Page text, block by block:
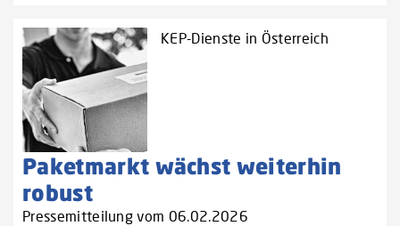
KEP-Dienste in Österreich
Paketmarkt wächst weiterhin
robust
Pressemitteilung vom 06.02.2026